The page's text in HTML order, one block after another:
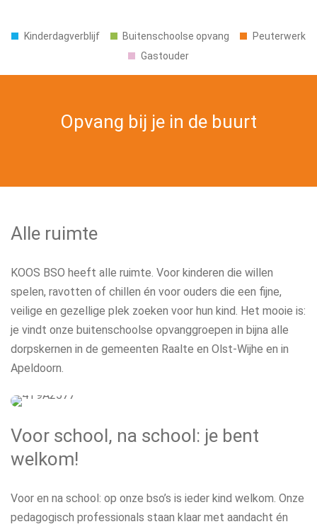
Opvang bij je in de buurt
Kinderdagverblijf Buitenschoolse opvang
Peuterwerk
Gastouder
Alle ruimte
KOOS BSO heeft alle ruimte. Voor kinderen die willen
spelen, ravotten of chillen én voor ouders die een fijne,
veilige en gezellige plek zoeken voor hun kind. Het mooie is:
je vindt onze buitenschoolse opvanggroepen in bijna alle
dorpskernen in de gemeenten Raalte en Olst-Wijhe en in
Apeldoorn.
Voor school, na school: je bent
welkom!
Voor en na school: op onze bso’s is ieder kind welkom. Onze
pedagogisch professionals staan klaar met aandacht én